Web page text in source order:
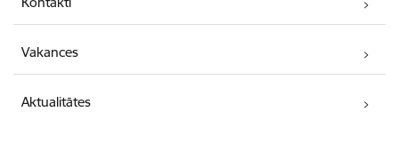
Vakances
Aktualitātes